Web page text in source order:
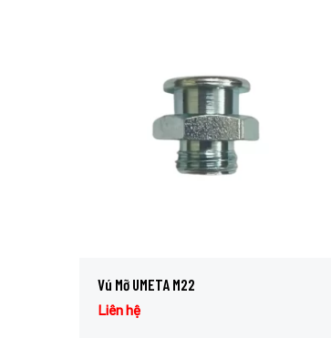
Vú Mỡ UMETA M22
Liên hệ